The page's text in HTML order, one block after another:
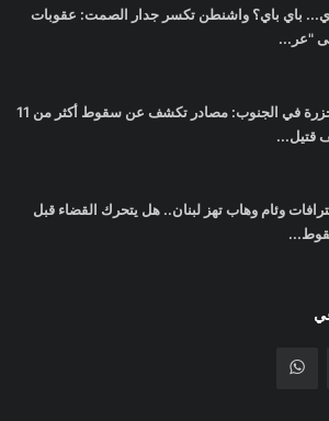
باي باي؟ واشنطن تكسر جدار الصمت: عقوبات
"عر...
مجزرة في الجنوب: مصادر تكشف عن سقوط أكثر من 11
قتيل...
وئام وهاب تهز لبنان.. هل يتحرك القضاء قبل